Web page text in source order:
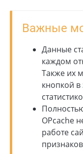
Важные
Данные
каждом
Также их
кнопкой в
OPcache
работе